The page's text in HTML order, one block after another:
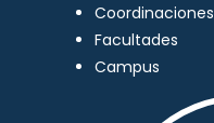
Coordinaciones
Facultades
Campus